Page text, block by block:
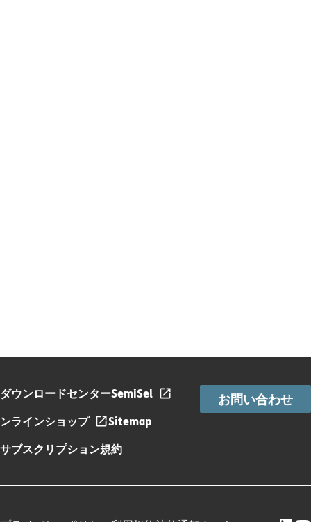
ダウンロードセンターSemiSel
ンラインショップ
Sitemap
サブスクリプション規約
お問い合わせ